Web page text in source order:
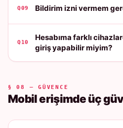
Q09 Bildirim izni vermem
Q10
Hesabıma farklı
giriş yapabilir miyim?
§ 08 — GÜVENCE
Mobil erişimde üç